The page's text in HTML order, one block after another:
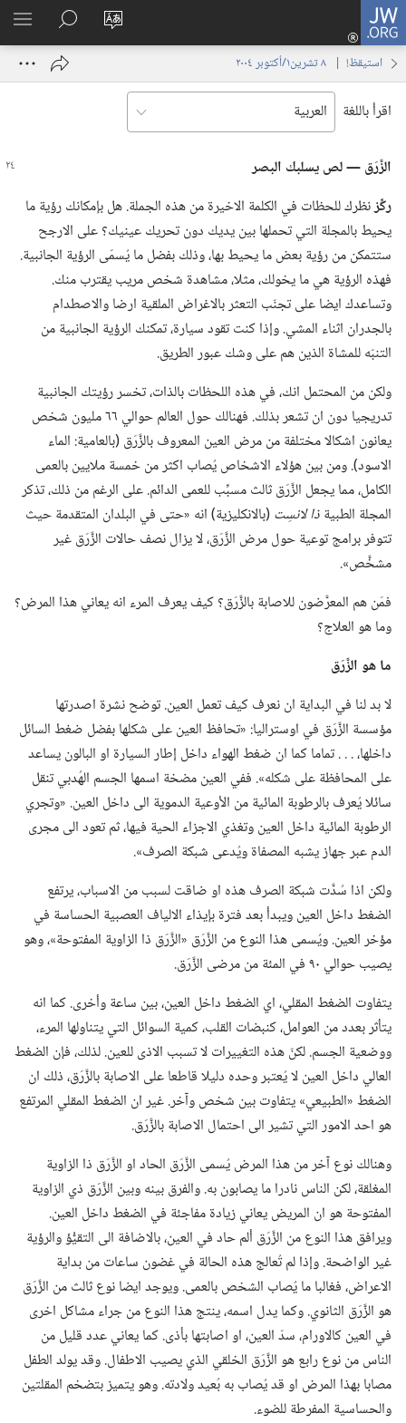
JW.ORG
تغيير
الموقع
تسجيل
الدخول
نافذة
البحث
في
JW.‎ORG
استيقظ‏!‏ | ‏‎ ٨‏ ‏‎تشرين١/أكتوبر‏ ‎٢٠٠٤
اقرأ باللغة
الزَّرَق —‏ لص يسلبك البصر
ركِّزنظرك للحظات في الكلمة الاخيرة من هذه الجملة.‏ هل بإمكانك رؤية ما
يحيط بالمجلة التي تحملها بين يديك دون تحريك عينيك؟‏ على الارجح
ستتمكن من رؤية بعض ما يحيط بها،‏ وذلك بفضل ما يُسمّى الرؤية الجانبية.‏
فهذه الرؤية هي ما يخولك،‏ مثلا،‏ مشاهدة شخص مريب يقترب منك.‏
وتساعدك ايضا على تجنّب التعثر بالاغراض الملقية ارضا والاصطدام
بالجدران اثناء المشي.‏ وإذا كنت تقود سيارة،‏ تمكنك الرؤية الجانبية من
التنبّه للمشاة الذين هم على وشك عبور الطريق.‏
ولكن من المحتمل انك،‏ في هذه اللحظات بالذات،‏ تخسر رؤيتك الجانبية
تدريجيا دون ان تشعر بذلك.‏ فهنالك حول العالم حوالي ٦٦ مليون شخص
يعانون اشكالا مختلفة من مرض العين المعروف بالزَّرَق (‏بالعامية:‏ الماء
الاسود)‏.‏ ومن بين هؤلاء الاشخاص يُصاب اكثر من خمسة ملايين بالعمى
الكامل،‏ مما يجعل الزَّرَق ثالث مسبِّب للعمى الدائم.‏ على الرغم من ذلك،‏ تذكر
المجلة الطبيةذا لانسِت‏(‏بالانكليزية)‏ انه «حتى في البلدان المتقدمة حيث
تتوفر برامج توعية حول مرض الزَّرَق،‏ لا يزال نصف حالات الزَّرَق غير
مشخَّص».‏
فمَن هم المعرَّضون للاصابة بالزَّرَق؟‏ كيف يعرف المرء انه يعاني هذا المرض؟‏
وما هو العلاج؟‏
ما هو الزَّرَق
لا بد لنا في البداية ان نعرف كيف تعمل العين.‏ توضح نشرة اصدرتها
مؤسسة الزَّرَق في اوستراليا:‏ «تحافظ العين على شكلها بفضل ضغط السائل
داخلها،‏ .‏ .‏ .‏ تماما كما ان ضغط الهواء داخل إطار السيارة او البالون يساعد
على المحافظة على شكله».‏ ففي العين مضخة اسمها الجسم الهُدبي تنقل
سائلا يُعرف بالرطوبة المائية من الأوعية الدموية الى داخل العين.‏ «وتجري
الرطوبة المائية داخل العين وتغذي الاجزاء الحية فيها،‏ ثم تعود الى مجرى
الدم عبر جهاز يشبه المصفاة ويُدعى شبكة الصرف».‏
ولكن اذا سُدَّت شبكة الصرف هذه او ضاقت لسبب من الاسباب،‏ يرتفع
الضغط داخل العين ويبدأ بعد فترة بإيذاء الالياف العصبية الحساسة في
مؤخر العين.‏ ويُسمى هذا النوع من الزَّرَق «الزَّرَق ذا الزاوية المفتوحة»،‏ وهو
يصيب حوالي ٩٠ في المئة من مرضى الزَّرَق.‏
يتفاوت الضغط المقلي،‏ اي الضغط داخل العين،‏ بين ساعة وأخرى.‏ كما انه
يتأثر بعدد من العوامل،‏ كنبضات القلب،‏ كمية السوائل التي يتناولها المرء،‏
ووضعية الجسم.‏ لكنّ هذه التغييرات لا تسبب الاذى للعين.‏ لذلك،‏ فإن الضغط
العالي داخل العين لا يُعتبر وحده دليلا قاطعا على الاصابة بالزَّرَق،‏ ذلك ان
الضغط «الطبيعي» يتفاوت بين شخص وآخر.‏ غير ان الضغط المقلي المرتفع
هو احد الامور التي تشير الى احتمال الاصابة بالزَّرَق.‏
وهنالك نوع آخر من هذا المرض يُسمى الزَّرَق الحاد او الزَّرَق ذا الزاوية
المغلقة،‏ لكن الناس نادرا ما يصابون به.‏ والفرق بينه وبين الزَّرَق ذي الزاوية
المفتوحة هو ان المريض يعاني زيادة مفاجئة في الضغط داخل العين.‏
ويرافق هذا النوع من الزَّرَق ألم حاد في العين،‏ بالاضافة الى التقيُّؤ والرؤية
غير الواضحة.‏ وإذا لم تُعالج هذه الحالة في غضون ساعات من بداية
الاعراض،‏ فغالبا ما يُصاب الشخص بالعمى.‏ ويوجد ايضا نوع ثالث من الزَّرَق
هو الزَّرَق الثانوي.‏ وكما يدل اسمه،‏ ينتج هذا النوع من جراء مشاكل اخرى
في العين كالاورام،‏ سدّ العين،‏ او اصابتها بأذى.‏ كما يعاني عدد قليل من
الناس من نوع رابع هو الزَّرَق الخلقي الذي يصيب الاطفال.‏ وقد يولد الطفل
مصابا بهذا المرض او قد يُصاب به بُعيد ولادته.‏ وهو يتميز بتضخم المقلتين
والحساسية المفرطة للضوء.‏